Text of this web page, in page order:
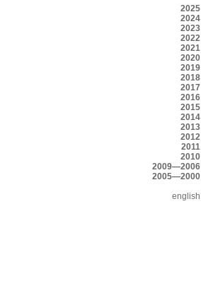
2025
2024
2023
2022
2021
2020
2019
2018
2017
2016
2015
2014
2013
2012
2011
2010
2009—2006
2005—2000
english